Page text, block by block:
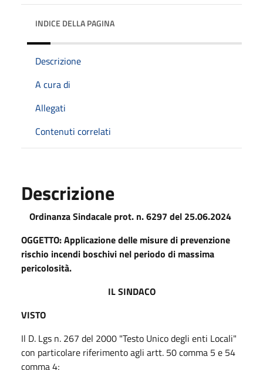
INDICE DELLA PAGINA
Descrizione
A cura di
Allegati
Contenuti correlati
Descrizione
Ordinanza Sindacale prot. n. 6297 del 25.06.2024
OGGETTO: Applicazione delle misure di prevenzione
rischio incendi boschivi nel periodo di massima
pericolosità.
IL SINDACO
VISTO
Il D. Lgs n. 267 del 2000 "Testo Unico degli enti Locali"
con particolare riferimento agli artt. 50 comma 5 e 54
comma 4;